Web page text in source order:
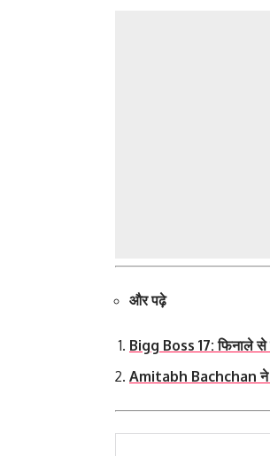
और पढ़े
Bigg Boss 17: फिनाले से
Amitabh Bachchan ने